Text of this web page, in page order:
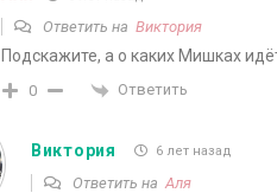
Ответить на Виктория
Подскажите, а о каких Мишках
0 Ответить
Виктория 6 лет назад
Ответить на Аля